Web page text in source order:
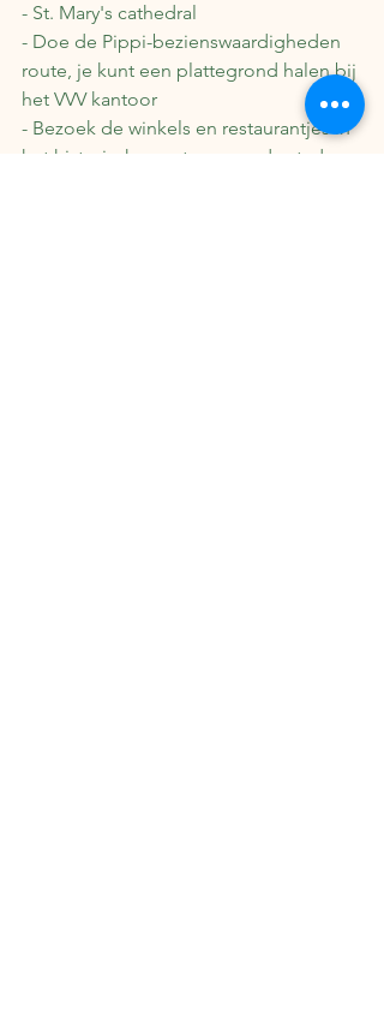
- St. Mary's cathedral
- Doe de Pippi-bezienswaardigheden
route, je kunt een plattegrond halen bij
het VVV kantoor
- Bezoek de winkels en restaurantjes in
het historische centrum van de stad